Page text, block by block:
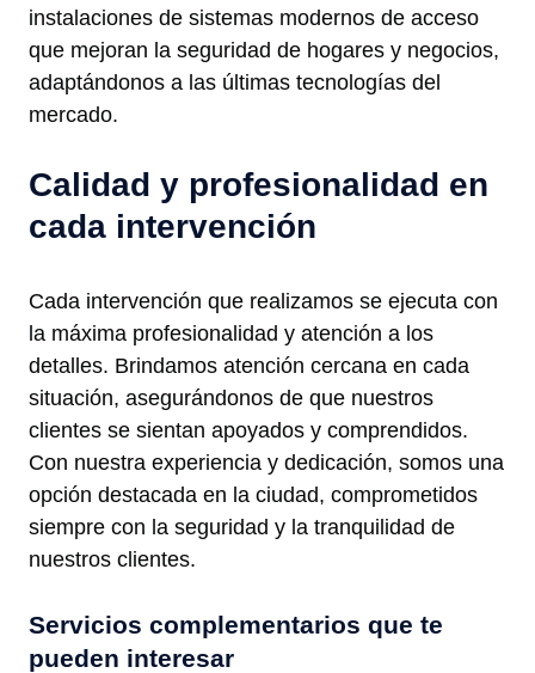
instalaciones de sistemas modernos de acceso
que mejoran la seguridad de hogares y negocios,
adaptándonos a las últimas tecnologías del
mercado.
Calidad y profesionalidad en
cada intervención
Cada intervención que realizamos se ejecuta con
la máxima profesionalidad y atención a los
detalles. Brindamos atención cercana en cada
situación, asegurándonos de que nuestros
clientes se sientan apoyados y comprendidos.
Con nuestra experiencia y dedicación, somos una
opción destacada en la ciudad, comprometidos
siempre con la seguridad y la tranquilidad de
nuestros clientes.
Servicios complementarios que te
pueden interesar